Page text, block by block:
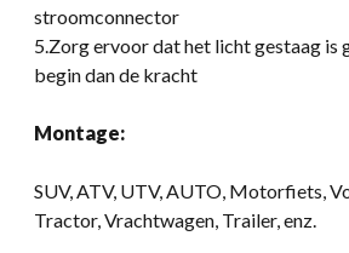
stroomconnector
5.Zorg ervoor dat het licht gestaag is
begin dan de kracht
Montage:
SUV, ATV, UTV, AUTO, Motorfiets,
Tractor, Vrachtwagen, Trailer, enz.